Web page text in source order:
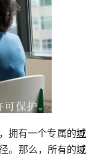
拥有一个专属的域
。那么，所有的域